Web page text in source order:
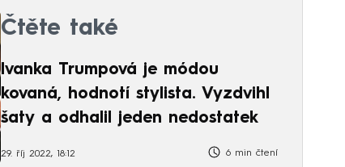
Čtěte také
Ivanka Trumpová je módou
kovaná, hodnotí stylista. Vyzdvihl
šaty a odhalil jeden nedostatek
29. říj 2022, 18:12 6 min čtení